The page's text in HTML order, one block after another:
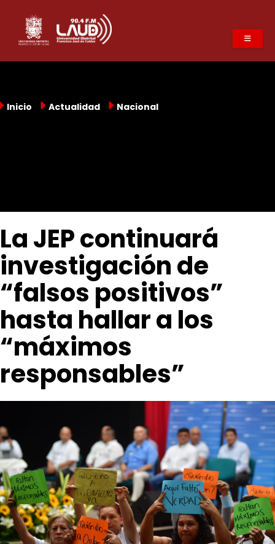
contenido
principal
Inicio Actualidad Nacional
La JEP continuará
investigación de
“falsos positivos”
hasta hallar a los
“máximos
responsables”